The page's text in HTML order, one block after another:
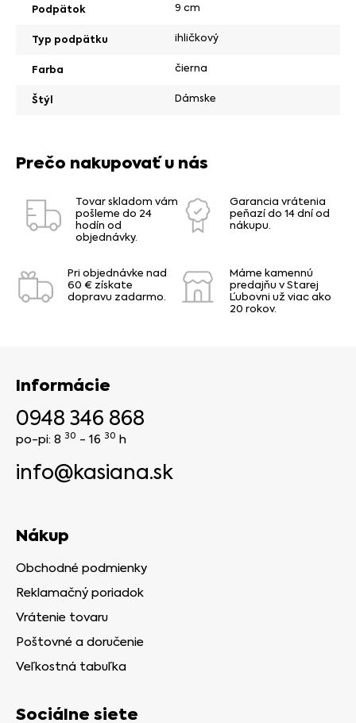
Podpätok 9 cm
Typ podpätku ihličkový
Farba čierna
Štýl Dámske
Prečo nakupovať u nás
Tovar skladom vám
pošleme do 24
hodín od
objednávky.
Garancia vrátenia
peňazí do 14 dní od
nákupu.
Pri objednávke nad
60 € získate
dopravu zadarmo.
Máme kamennú
predajňu v Starej
Ľubovni už viac ako
20 rokov.
Informácie
0948 346 868
po-pi: 8 30 - 16 30 h
info@kasiana.sk
Nákup
Obchodné podmienky
Reklamačný poriadok
Vrátenie tovaru
Poštovné a doručenie
Veľkostná tabuľka
Sociálne siete